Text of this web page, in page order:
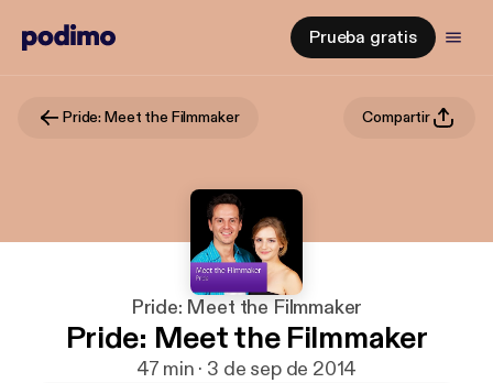
Prueba gratis
Pride: Meet the Filmmaker Compartir
Pride: Meet the Filmmaker
Pride: Meet the Filmmaker
47 min · 3 de sep de 2014